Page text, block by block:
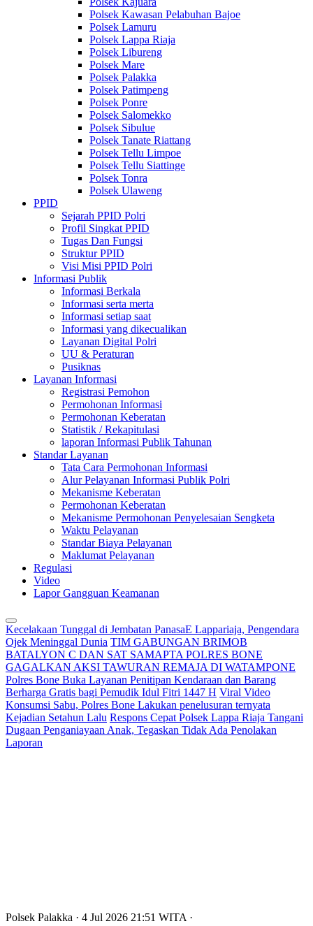
Polsek Kawasan Pelabuhan Bajoe
Polsek Lamuru
Polsek Lappa Riaja
Polsek Libureng
Polsek Mare
Polsek Palakka
Polsek Patimpeng
Polsek Ponre
Polsek Salomekko
Polsek Sibulue
Polsek Tanate Riattang
Polsek Tellu Limpoe
Polsek Tellu Siattinge
Polsek Tonra
Polsek Ulaweng
PPID
Sejarah PPID Polri
Profil Singkat PPID
Tugas Dan Fungsi
Struktur PPID
Visi Misi PPID Polri
Informasi Publik
Informasi Berkala
Informasi serta merta
Informasi setiap saat
Informasi yang dikecualikan
Layanan Digital Polri
UU & Peraturan
Pusiknas
Layanan Informasi
Registrasi Pemohon
Permohonan Informasi
Permohonan Keberatan
Statistik / Rekapitulasi
laporan Informasi Publik Tahunan
Standar Layanan
Tata Cara Permohonan Informasi
Alur Pelayanan Informasi Publik Polri
Mekanisme Keberatan
Permohonan Keberatan
Mekanisme Permohonan Penyelesaian Sengketa
Waktu Pelayanan
Standar Biaya Pelayanan
Maklumat Pelayanan
Regulasi
Video
Lapor Gangguan Keamanan
Kecelakaan Tunggal di Jembatan PanasaE Lappariaja, Pengendara
Ojek Meninggal Dunia TIM GABUNGAN BRIMOB
BATALYON C DAN SAT SAMAPTA POLRES BONE
GAGALKAN AKSI TAWURAN REMAJA DI WATAMPONE
Polres Bone Buka Layanan Penitipan Kendaraan dan Barang
Berharga Gratis bagi Pemudik Idul Fitri 1447 H Viral Video
Konsumsi Sabu, Polres Bone Lakukan penelusuran ternyata
Kejadian Setahun Lalu Respons Cepat Polsek Lappa Riaja Tangani
Dugaan Penganiayaan Anak, Tegaskan Tidak Ada Penolakan
Laporan
Polsek Palakka · 4 Jul 2026 21:51 WITA ·